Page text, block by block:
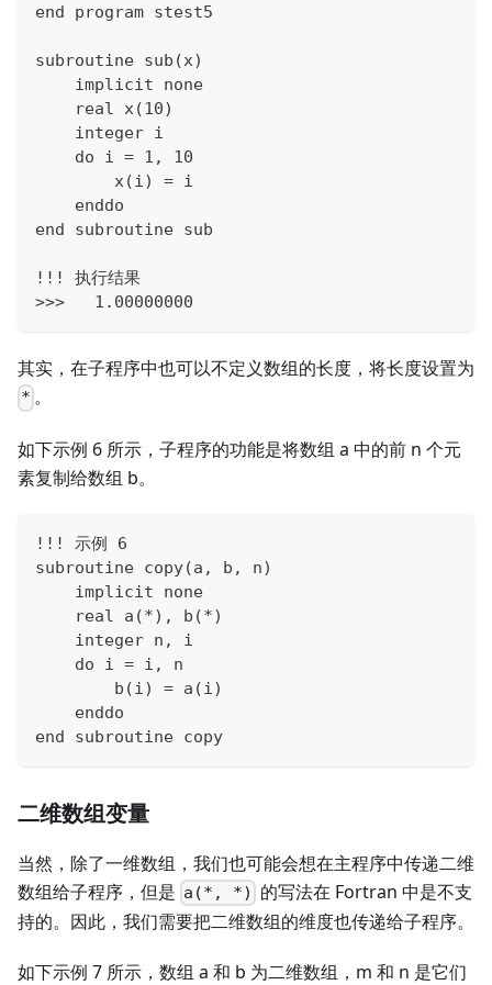
end program stest5
subroutine sub(x)
    implicit none
    real x(10)
    integer i
    do i = 1, 10
        x(i) = i
    enddo
end subroutine sub
!!! 执行结果
>>>   1.00000000
其实，在子程序中也可以不定义数组的长度，将长度设置为
* 。
如下示例 6 所示，子程序的功能是将数组 a 中的前 n 个元
素复制给数组 b。
!!! 示例 6
subroutine copy(a, b, n)
    implicit none
    real a(*), b(*)
    integer n, i
    do i = i, n
        b(i) = a(i)
    enddo
end subroutine copy
二维数组变量
当然，除了一维数组，我们也可能会想在主程序中传递二维
数组给子程序，但是 a(*, *)
的写法在 Fortran 中是不支
持的。因此，我们需要把二维数组的维度也传递给子程序。
如下示例 7 所示，数组 a 和 b 为二维数组，m 和 n 是它们